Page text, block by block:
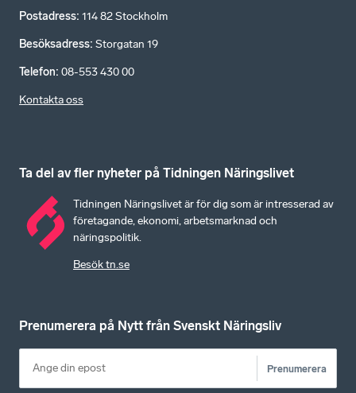
Postadress: 114 82 Stockholm
Besöksadress: Storgatan 19
Telefon: 08-553 430 00
Kontakta oss
Ta del av fler nyheter på Tidningen Näringslivet
Tidningen Näringslivet är för dig som är intresserad av
företagande, ekonomi, arbetsmarknad och
näringspolitik.
Besök tn.se
Prenumerera på Nytt från Svenskt Näringsliv
Prenumerera